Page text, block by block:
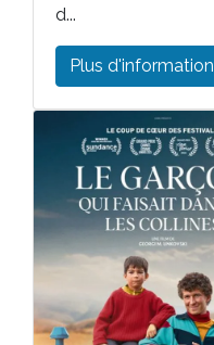
d...
Plus d'information